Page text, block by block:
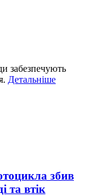
забезпечують
Детальніше
збив
та втік